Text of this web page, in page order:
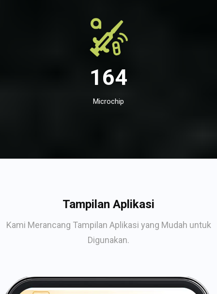
164
Microchip
Tampilan Aplikasi
Kami Merancang Tampilan Aplikasi yang Mudah untuk
Digunakan.